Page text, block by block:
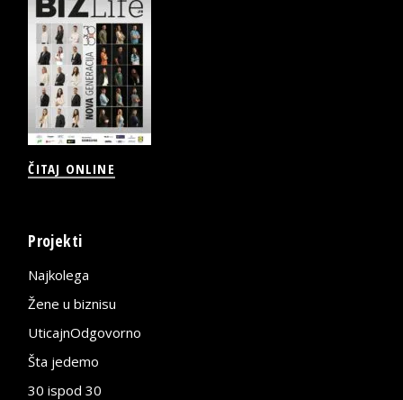
ČITAJ ONLINE
Projekti
Najkolega
Žene u biznisu
UticajnOdgovorno
Šta jedemo
30 ispod 30